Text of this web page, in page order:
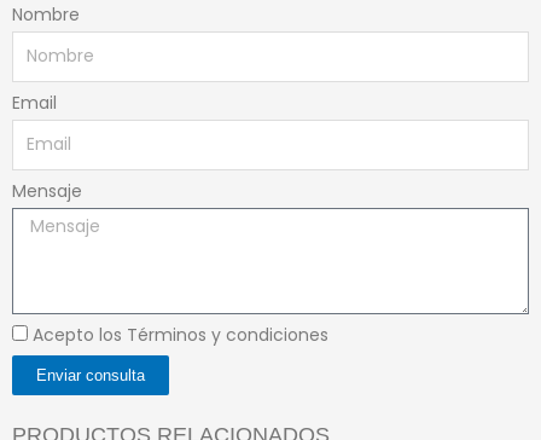
Nombre
Email
Mensaje
Acepto los Términos y condiciones
Enviar consulta
PRODUCTOS RELACIONADOS